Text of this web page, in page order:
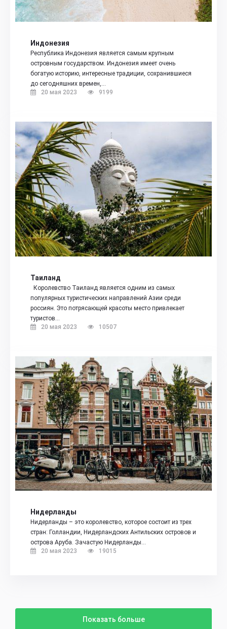
Индонезия
Республика Индонезия является самым крупным
островным государством. Индонезия имеет очень
богатую историю, интересные традиции, сохранившиеся
до сегодняшних времен,…
20 мая 2023
9199
Таиланд
Королевство Таиланд является одним из самых
популярных туристических направлений Азии среди
россиян. Это потрясающей красоты место привлекает
туристов…
20 мая 2023
10507
Нидерланды
Нидерланды – это королевство, которое состоит из трех
стран: Голландии, Нидерландских Антильских островов и
острова Аруба. Зачастую Нидерланды…
20 мая 2023
19015
Показать больше